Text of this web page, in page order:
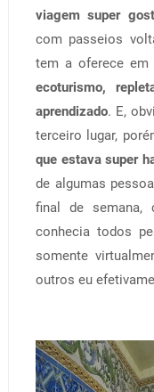
viagem super
com passeios
tem a oferece
ecoturismo,
aprendizado. E,
terceiro lugar,
que estava super
de algumas
final de
conhecia todos
somente
outros eu